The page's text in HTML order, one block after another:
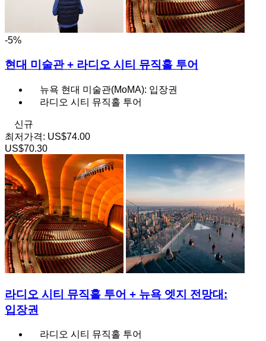
-5%
현대 미술관 + 라디오 시티 뮤직홀 투어
뉴욕 현대 미술관(MoMA): 입장권
라디오 시티 뮤직홀 투어
신규
최저가격: US$74.00
US$70.30
라디오 시티 뮤직홀 투어 + 뉴욕 엣지 전망대:
입장권
라디오 시티 뮤직홀 투어